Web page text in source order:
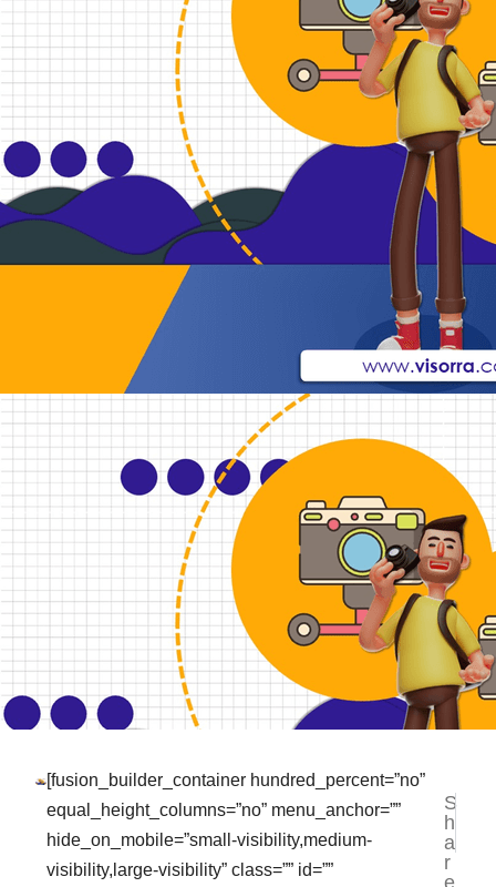
[fusion_builder_container hundred_percent=”no”
equal_height_columns=”no” menu_anchor=””
hide_on_mobile=”small-visibility,medium-
visibility,large-visibility” class=”” id=””
S
h
a
r
NEXT
Jasa